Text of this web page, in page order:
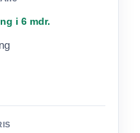
i 6 mdr.